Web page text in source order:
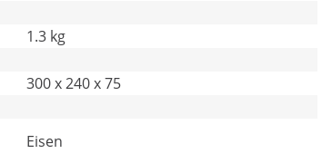
1.3 kg
300 x 240 x 75
Eisen